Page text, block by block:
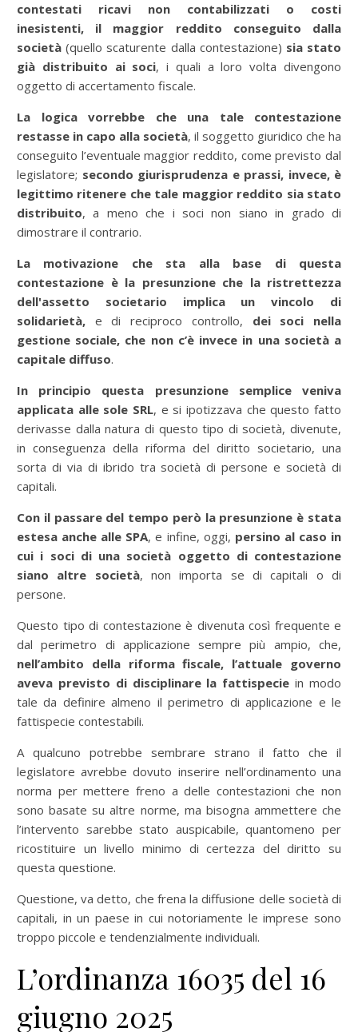
contestati ricavi non contabilizzati o costi
inesistenti, il maggior reddito conseguito dalla
società (quello scaturente dalla contestazione) sia stato
già distribuito ai soci, i quali a loro volta divengono
oggetto di accertamento fiscale.
La logica vorrebbe che una tale contestazione
restasse in capo alla società, il soggetto giuridico che ha
conseguito l’eventuale maggior reddito, come previsto dal
legislatore; secondo giurisprudenza e prassi, invece, è
legittimo ritenere che tale maggior reddito sia stato
distribuito, a meno che i soci non siano in grado di
dimostrare il contrario.
La motivazione che sta alla base di questa
contestazione è la presunzione che la ristrettezza
dell'assetto societario implica un vincolo di
solidarietà, e di reciproco controllo, dei soci nella
gestione sociale, che non c’è invece in una società a
capitale diffuso.
In principio questa presunzione semplice veniva
applicata alle sole SRL, e si ipotizzava che questo fatto
derivasse dalla natura di questo tipo di società, divenute,
in conseguenza della riforma del diritto societario, una
sorta di via di ibrido tra società di persone e società di
capitali.
Con il passare del tempo però la presunzione è stata
estesa anche alle SPA, e infine, oggi, persino al caso in
cui i soci di una società oggetto di contestazione
siano altre società, non importa se di capitali o di
persone.
Questo tipo di contestazione è divenuta così frequente e
dal perimetro di applicazione sempre più ampio, che,
nell’ambito della riforma fiscale, l’attuale governo
aveva previsto di disciplinare la fattispecie in modo
tale da definire almeno il perimetro di applicazione e le
fattispecie contestabili.
A qualcuno potrebbe sembrare strano il fatto che il
legislatore avrebbe dovuto inserire nell’ordinamento una
norma per mettere freno a delle contestazioni che non
sono basate su altre norme, ma bisogna ammettere che
l’intervento sarebbe stato auspicabile, quantomeno per
ricostituire un livello minimo di certezza del diritto su
questa questione.
Questione, va detto, che frena la diffusione delle società di
capitali, in un paese in cui notoriamente le imprese sono
troppo piccole e tendenzialmente individuali.
L’ordinanza 16035 del 16
giugno 2025